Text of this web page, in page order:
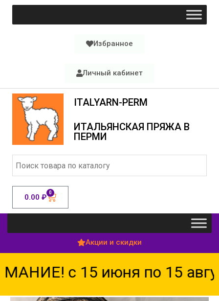
Избранное
Личный кабинет
ITALYARN-PERM
ИТАЛЬЯНСКАЯ ПРЯЖА В
ПЕРМИ
0.00 ₽ 0
Акции и скидки
с 15 июня по 15